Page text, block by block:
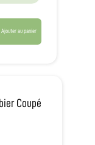
Ajouter au panier
Coupé